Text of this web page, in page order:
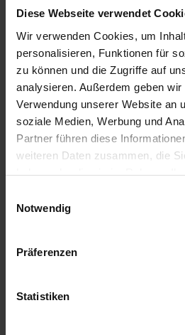
Diese Webseite verwendet
Wir verwenden Cookies, um
personalisieren, Funktionen für
zu können und die Zugriffe auf
analysieren. Außerdem geben
Verwendung unserer Website an
soziale Medien, Werbung und
Partner führen diese
weiteren Daten zusammen, die
Notwendig
Präferenzen
Statistiken
Persönliche
Notdienst
Arzneimittel-
Arzneimittel-
Wir über uns
Team
Anspruch und
Stellenangebote
Natürlich Netzwerk
Aktuelles
Shop